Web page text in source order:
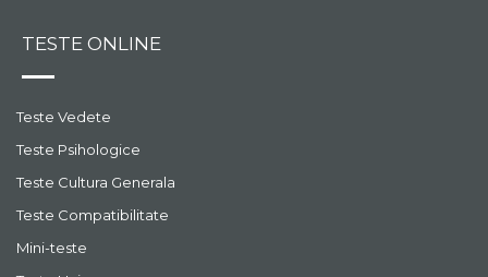
TESTE ONLINE
Teste Vedete
Teste Psihologice
Teste Cultura Generala
Teste Compatibilitate
Mini-teste